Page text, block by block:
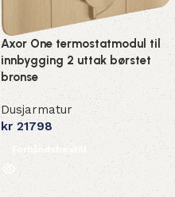
Axor One termostatmodul til
innbygging 2 uttak børstet
bronse
Dusjarmatur
kr21798
Forhåndsbestill